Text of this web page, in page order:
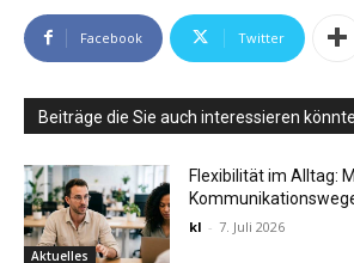
Facebook Twitter
Beiträge die Sie auch interessieren
Aktuelles
Flexibilität im Alltag:
kl - 7. Juli 2026